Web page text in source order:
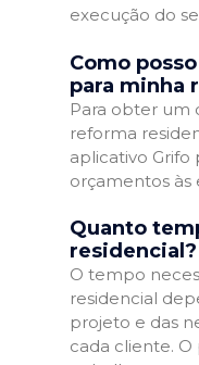
execução do
Como
para minha
Para obter um
reforma
aplicativo Grifo
orçamentos às
Quanto
residencial?
O tempo
residencial
projeto e das
cada cliente. O